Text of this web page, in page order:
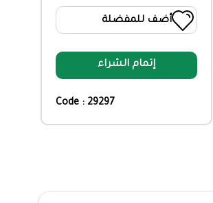
أضف للمفضلة
إتمام الشراء
Code : 29297